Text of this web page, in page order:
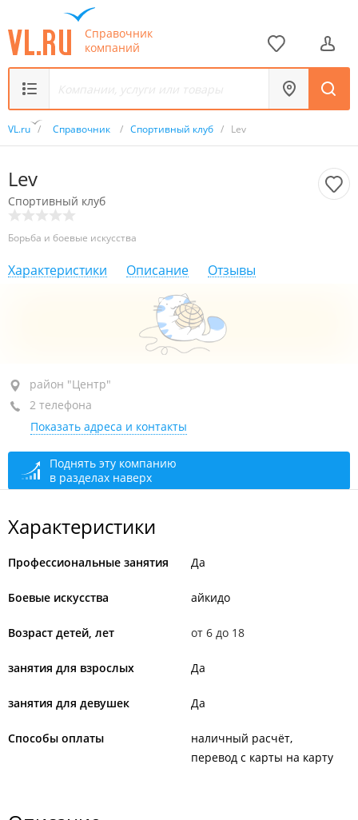
Справочник
компаний
VL.ru / Справочник / Спортивный клуб / Lev
Lev
Спортивный клуб
Борьба и боевые искусства
Характеристики Описание Отзывы
район "Центр", ул. Авроровская, 17
+7 914 791-16-55
+7 (423) 271-16-55
По предварительному звонку
район "Центр"
2 телефона
Показать адреса и контакты
Поднять эту компанию
в разделах наверх
Характеристики
Профессиональные занятия Да
Боевые искусства айкидо
Возраст детей, лет от 6 до 18
занятия для взрослых Да
занятия для девушек Да
Способы оплаты
наличный расчёт
перевод с карты на карту